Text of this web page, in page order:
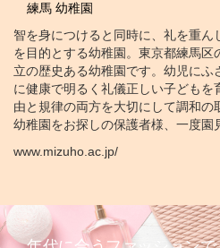
練馬 幼稚園
智を身につけると同時に、礼を重
を目的とする幼稚園。東京都練馬区
立の歴史ある幼稚園です。幼児にふ
に健康で明るく礼儀正しい子どもを
由と規律の両方を大切にして調和の
幼稚園をお探しの保護者様、一度園
www.mizuho.ac.jp/